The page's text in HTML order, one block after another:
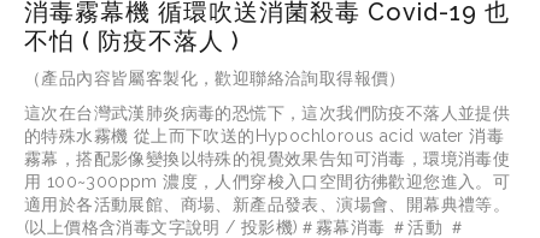
消毒霧幕機 循環吹送消菌殺毒 Covid-19 也
不怕 ( 防疫不落人 )
（產品內容皆屬客製化，歡迎聯絡洽詢取得報價）
這次在台灣武漢肺炎病毒的恐慌下，這次我們防疫不落人並提供
的特殊水霧機 從上而下吹送的Hypochlorous acid water 消毒
霧幕，搭配影像變換以特殊的視覺效果告知可消毒，環境消毒使
用 100~300ppm 濃度，人們穿梭入口空間彷彿歡迎您進入。可
適用於各活動展館、商場、新產品發表、演場會、開幕典禮等。
(以上價格含消毒文字說明 / 投影機)＃霧幕消毒 ＃活動 ＃